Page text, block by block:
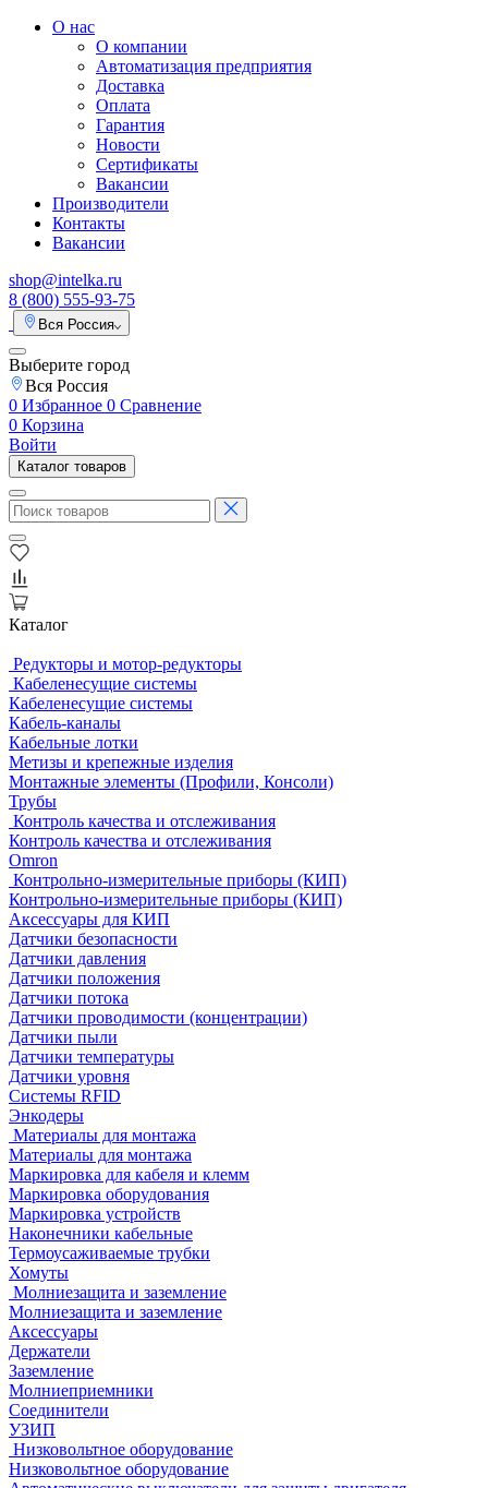
О нас
О компании
Автоматизация предприятия
Доставка
Оплата
Гарантия
Новости
Сертификаты
Вакансии
Производители
Контакты
Вакансии
shop@intelka.ru
8 (800) 555-93-75
Вся Россия
Выберите город
Вся Россия
0 Избранное 0 Сравнение
0 Корзина
Войти
Каталог товаров
Каталог
Редукторы и мотор-редукторы
Кабеленесущие системы
Кабеленесущие системы
Кабель-каналы
Кабельные лотки
Метизы и крепежные изделия
Монтажные элементы (Профили, Консоли)
Трубы
Контроль качества и отслеживания
Контроль качества и отслеживания
Omron
Контрольно-измерительные приборы (КИП)
Контрольно-измерительные приборы (КИП)
Аксессуары для КИП
Датчики безопасности
Датчики давления
Датчики положения
Датчики потока
Датчики проводимости (концентрации)
Датчики пыли
Датчики температуры
Датчики уровня
Системы RFID
Энкодеры
Материалы для монтажа
Материалы для монтажа
Маркировка для кабеля и клемм
Маркировка оборудования
Маркировка устройств
Наконечники кабельные
Термоусаживаемые трубки
Хомуты
Молниезащита и заземление
Молниезащита и заземление
Аксессуары
Держатели
Заземление
Молниеприемники
Соединители
УЗИП
Низковольтное оборудование
Низковольтное оборудование